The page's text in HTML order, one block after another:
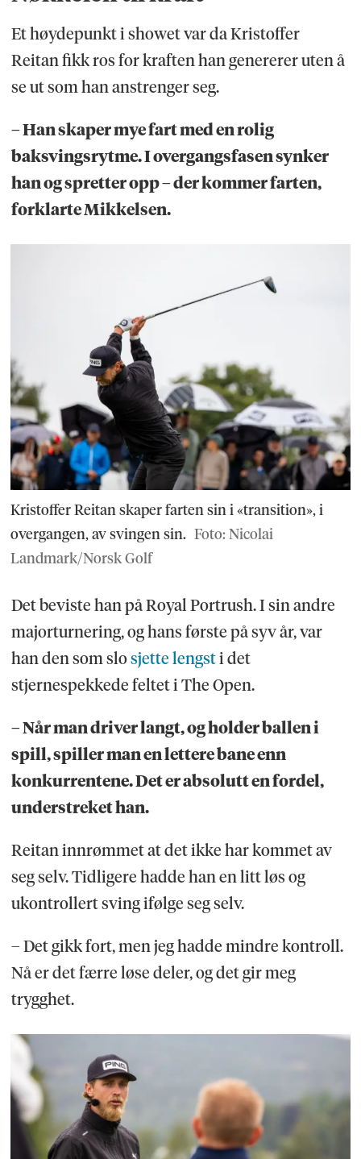
Et høydepunkt i showet var da Kristoffer
Reitan fikk ros for kraften han genererer uten å
se ut som han anstrenger seg.
– Han skaper mye fart med en rolig
baksvingsrytme. I overgangsfasen synker
han og spretter opp – der kommer farten,
forklarte Mikkelsen.
Kristoffer Reitan skaper farten sin i «transition», i
overgangen, av svingen sin. Foto: Nicolai
Landmark/Norsk Golf
Det beviste han på Royal Portrush. I sin andre
majorturnering, og hans første på syv år, var
han den som slosjette lengsti det
stjernespekkede feltet i The Open.
– Når man driver langt, og holder ballen i
spill, spiller man en lettere bane enn
konkurrentene. Det er absolutt en fordel,
understreket han.
Reitan innrømmet at det ikke har kommet av
seg selv. Tidligere hadde han en litt løs og
ukontrollert sving ifølge seg selv.
– Det gikk fort, men jeg hadde mindre kontroll.
Nå er det færre løse deler, og det gir meg
trygghet.